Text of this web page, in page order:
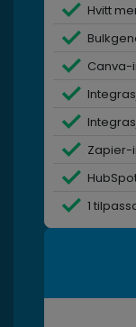
Hvitt
Canva-
Zapier-
1